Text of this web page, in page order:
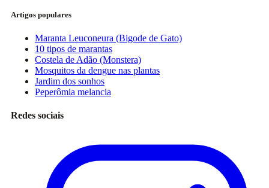
Artigos populares
Maranta Leuconeura (Bigode de Gato)
10 tipos de marantas
Costela de Adão (Monstera)
Mosquitos da dengue nas plantas
Jardim dos sonhos
Peperômia melancia
Redes sociais